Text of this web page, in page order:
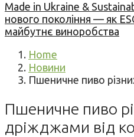
Made in Ukraine &
нового покоління — як
майбутнє виноробства
Home
Новини
Пшеничне пиво
Пшеничне пиво
дріжджами від